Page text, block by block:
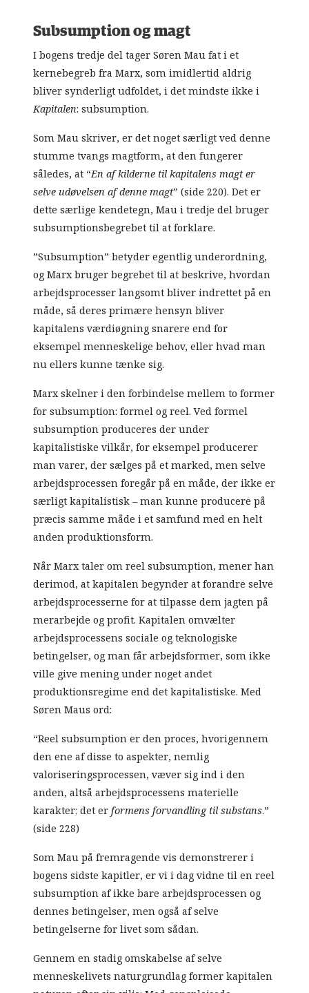
Subsumption og magt
I bogens tredje del tager Søren Mau fat i et
kernebegreb fra Marx, som imidlertid aldrig
bliver synderligt udfoldet, i det mindste ikke i
Kapitalen: subsumption.
Som Mau skriver, er det noget særligt ved denne
stumme tvangs magtform, at den fungerer
således, at “En af kilderne til kapitalens magt er
selve udøvelsen af denne magt” (side 220). Det er
dette særlige kendetegn, Mau i tredje del bruger
subsumptionsbegrebet til at forklare.
”Subsumption” betyder egentlig underordning,
og Marx bruger begrebet til at beskrive, hvordan
arbejdsprocesser langsomt bliver indrettet på en
måde, så deres primære hensyn bliver
kapitalens værdiøgning snarere end for
eksempel menneskelige behov, eller hvad man
nu ellers kunne tænke sig.
Marx skelner i den forbindelse mellem to former
for subsumption: formel og reel. Ved formel
subsumption produceres der under
kapitalistiske vilkår, for eksempel producerer
man varer, der sælges på et marked, men selve
arbejdsprocessen foregår på en måde, der ikke er
særligt kapitalistisk – man kunne producere på
præcis samme måde i et samfund med en helt
anden produktionsform.
Når Marx taler om reel subsumption, mener han
derimod, at kapitalen begynder at forandre selve
arbejdsprocesserne for at tilpasse dem jagten på
merarbejde og profit. Kapitalen omvælter
arbejdsprocessens sociale og teknologiske
betingelser, og man får arbejdsformer, som ikke
ville give mening under noget andet
produktionsregime end det kapitalistiske. Med
Søren Maus ord:
“Reel subsumption er den proces, hvorigennem
den ene af disse to aspekter, nemlig
valoriseringsprocessen, væver sig ind i den
anden, altså arbejdsprocessens materielle
karakter; det erformens forvandling til substans.”
(side 228)
Som Mau på fremragende vis demonstrerer i
bogens sidste kapitler, er vi i dag vidne til en reel
subsumption af ikke bare arbejdsprocessen og
dennes betingelser, men også af selve
betingelserne for livet som sådan.
Gennem en stadig omskabelse af selve
menneskelivets naturgrundlag former kapitalen